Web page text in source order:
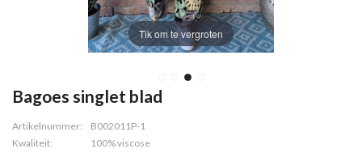
Tik om te vergroten
Bagoes singlet blad
Artikelnummer:
B002011P-1
Kwaliteit:
100% viscose